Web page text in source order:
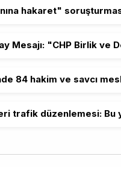
hakaret"
Mesajı: "CHP Birlik
84 hakim ve savcı
trafik düzenlemesi: Bu